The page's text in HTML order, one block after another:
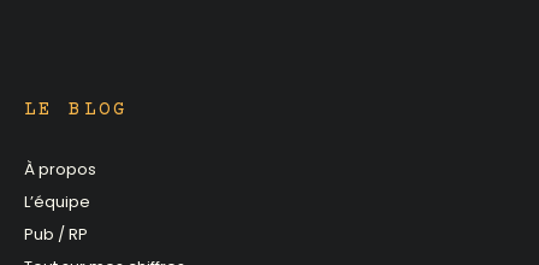
LE BLOG
À propos
L’équipe
Pub / RP